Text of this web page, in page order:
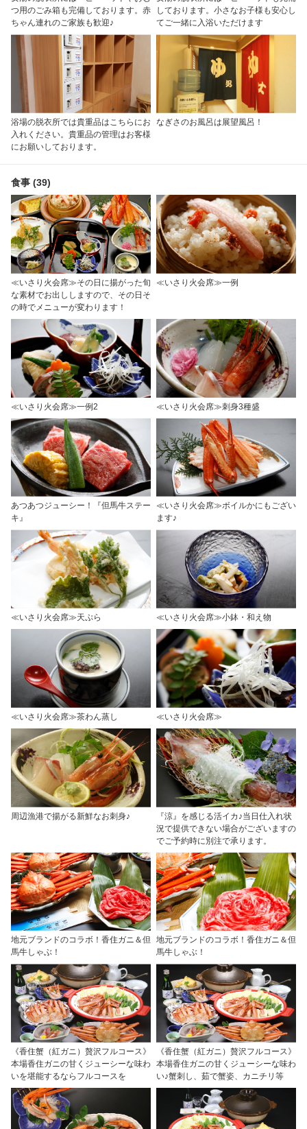
つ用のごみ箱も完備しております。赤
ちゃん連れのご家族も歓迎♪
しております。小さなお子様も安心し
てご一緒に入浴いただけます
浴場の脱衣所では貴重品はこちらにお
入れください。貴重品の管理はお客様
にお願いしております。
なぎさのお風呂は展望風呂！
食事 (39)
≪いさり火会席≫その日に揚がった旬
な素材でお出ししますので、その日そ
の時でメニューが変わります！
≪いさり火会席≫一例
≪いさり火会席≫一例2 ≪いさり火会席≫刺身3種盛
あつあつジューシー！『但馬牛ステー
キ』
≪いさり火会席≫ボイルかにもござい
ます♪
≪いさり火会席≫天ぷら ≪いさり火会席≫小鉢・和え物
≪いさり火会席≫茶わん蒸し ≪いさり火会席≫
周辺漁港で揚がる新鮮なお刺身♪
『涼』を感じる活イカ♪当日仕入れ状
況で提供できない場合がございますの
でご予約時に別注で承ります。
地元ブランドのコラボ！香住ガニ＆但
馬牛しゃぶ！
地元ブランドのコラボ！香住ガニ＆但
馬牛しゃぶ！
《香住蟹（紅ガニ）贅沢フルコース》
本場香住ガニの甘くジューシーな味わ
いを堪能するならフルコースを
《香住蟹（紅ガニ）贅沢フルコース》
本場香住ガニの甘くジューシーな味わ
い♪蟹刺し、茹で蟹姿、カニチリ等